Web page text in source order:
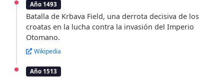
Año 1493
Batalla de Krbava Field, una derrota decisiva de los
croatas en la lucha contra la invasión del Imperio
Otomano.
Wikipedia
Año 1513